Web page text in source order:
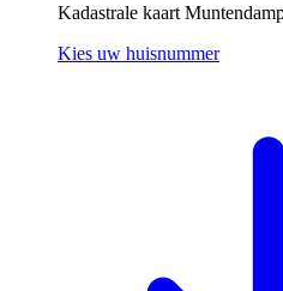
Kadastrale kaart
Kies uw huisnummer